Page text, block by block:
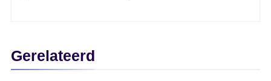
Gerelateerd